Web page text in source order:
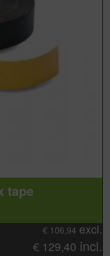
tape
€ 106,94 excl.
€ 129,40 incl.